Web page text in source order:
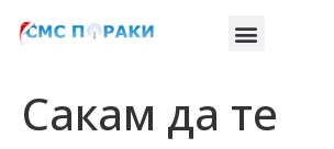
Сакам да те